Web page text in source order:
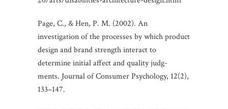
Page, C., & Hen, P. M. (2002). An
investigation of the processes by which product
design and brand strength interact to
determine initial affect and quality judg-
ments. Journal of Consumer Psychology, 12(2),
133–147.